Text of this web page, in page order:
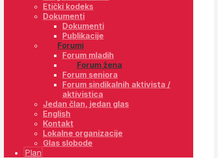
Etički kodeks
Dokumenti
Dokumenti
Publikacije
Forumi
Forum mladih
Forum žena
Forum seniora
Forum sindikalnih aktivista /
aktivistica
Jedan član, jedan glas
English
Kontakt
Lokalne organizacije
Glas slobode
Plan